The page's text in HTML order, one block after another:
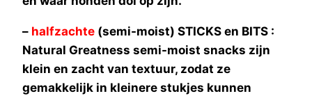
– halfzachte (semi-moist) STICKS en BITS :
Natural Greatness semi-moist snacks zijn
klein en zacht van textuur, zodat ze
gemakkelijk in kleinere stukjes kunnen